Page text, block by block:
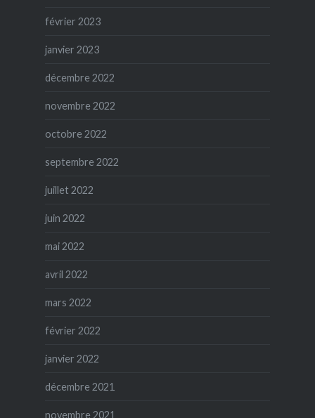
février 2023
janvier 2023
décembre 2022
novembre 2022
octobre 2022
septembre 2022
juillet 2022
juin 2022
mai 2022
avril 2022
mars 2022
février 2022
janvier 2022
décembre 2021
novembre 2021